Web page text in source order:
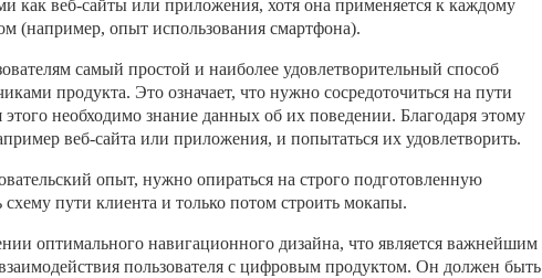
как веб-сайты или приложения, хотя она применяется к каждому
(например, опыт использования смартфона).
самый простой и наиболее удовлетворительный способ
продукта. Это означает, что нужно сосредоточиться на пути
необходимо знание данных об их поведении. Благодаря этому
веб-сайта или приложения, и попытаться их удовлетворить.
опыт, нужно опираться на строго подготовленную
пути клиента и только потом строить мокапы.
оптимального навигационного дизайна, что является важнейшим
пользователя с цифровым продуктом. Он должен быть